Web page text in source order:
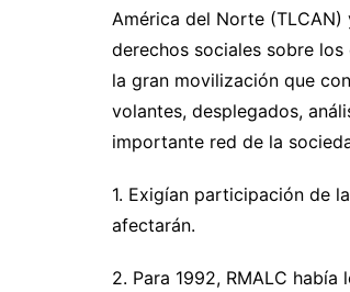
América del Norte
derechos sociales sobre
la gran movilización que
volantes, desplegados,
importante red de la
1. Exigían participación de
afectarán.
2. Para 1992, RMALC